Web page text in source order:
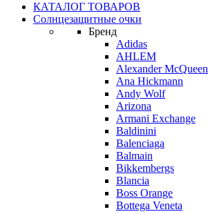
КАТАЛОГ ТОВАРОВ
Солнцезащитные очки
Бренд
Adidas
AHLEM
Alexander McQueen
Ana Hickmann
Andy Wolf
Arizona
Armani Exchange
Baldinini
Balenciaga
Balmain
Bikkembergs
Blancia
Boss Orange
Bottega Veneta